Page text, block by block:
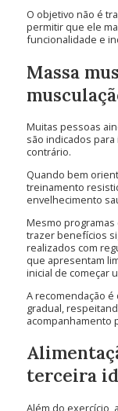
O objetivo não é
permitir que ele
funcionalidade e
Massa
Muitas pessoas
são indicados
contrário.
Quando bem
treinamento
envelhecimento
Mesmo
trazer benefícios
realizados com
que apresentam
inicial de começar
A recomendação
gradual,
acompanhamento
terceira
Além do exercício,